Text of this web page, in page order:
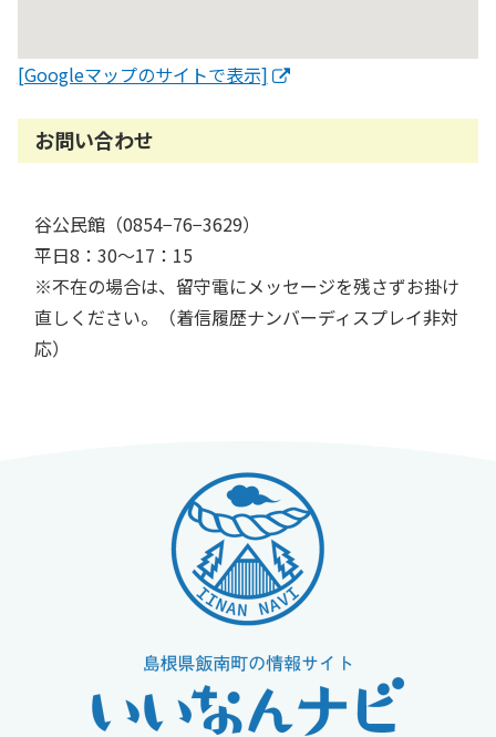
[Googleマップのサイトで表示]
お問い合わせ
谷公民館（0854−76−3629）
平日8：30〜17：15
※不在の場合は、留守電にメッセージを残さずお掛け
直しください。（着信履歴ナンバーディスプレイ非対
応）